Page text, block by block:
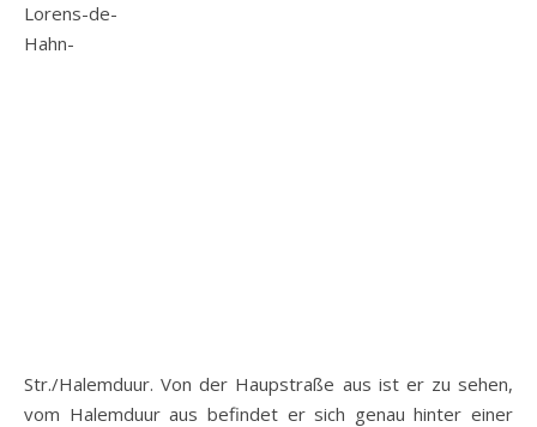
Lorens-de-
Hahn-
Str./Halemduur. Von der Haupstraße aus ist er zu sehen,
vom Halemduur aus befindet er sich genau hinter einer